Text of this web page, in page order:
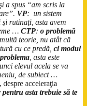
a spus “am scris la
VP: un sistem
rutinaţi, asta avem
… CTP: o problemă
teorie, nu atât că
cu ce predă, ci modul
, asta este
elevul acela se va
de subiect …
acceleraţia
asta trebuie să te